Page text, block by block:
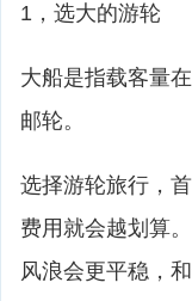
1，选大的游轮
大船是指载客量
邮轮。
选择游轮旅行，
费用就会越划算
风浪会更平稳，